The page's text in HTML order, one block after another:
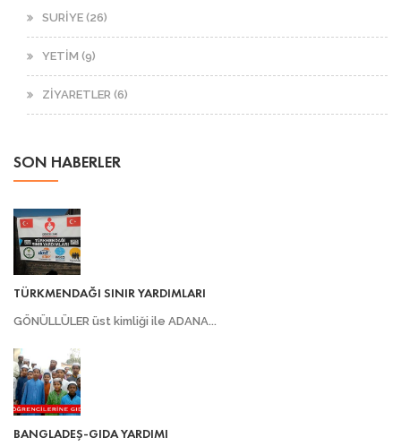
SURİYE (26)
YETİM (9)
ZİYARETLER (6)
SON HABERLER
TÜRKMENDAĞI SINIR YARDIMLARI
GÖNÜLLÜLER üst kimliği ile ADANA...
BANGLADEŞ-GIDA YARDIMI